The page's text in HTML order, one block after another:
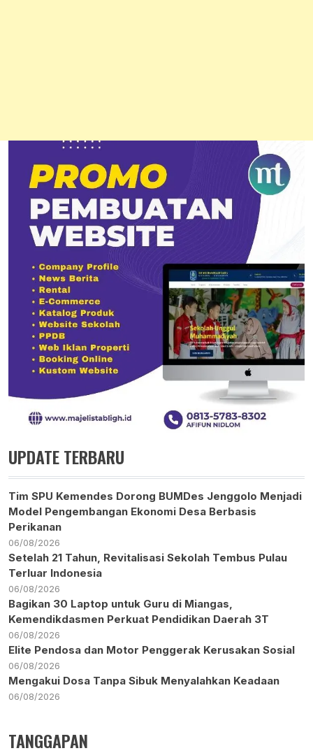
UPDATE TERBARU
Tim SPU Kemendes Dorong BUMDes Jenggolo Menjadi
Model Pengembangan Ekonomi Desa Berbasis
Perikanan
06/08/2026
Setelah 21 Tahun, Revitalisasi Sekolah Tembus Pulau
Terluar Indonesia
06/08/2026
Bagikan 30 Laptop untuk Guru di Miangas,
Kemendikdasmen Perkuat Pendidikan Daerah 3T
06/08/2026
Elite Pendosa dan Motor Penggerak Kerusakan Sosial
06/08/2026
Mengakui Dosa Tanpa Sibuk Menyalahkan Keadaan
06/08/2026
TANGGAPAN